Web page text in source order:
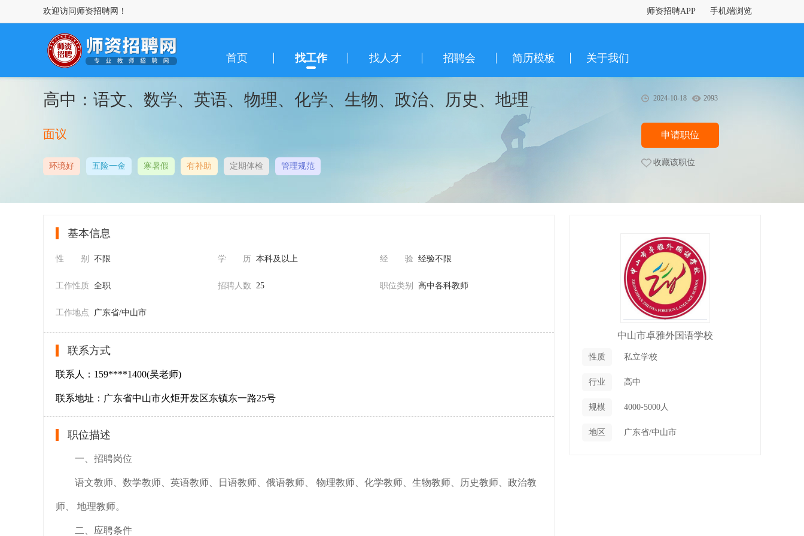
欢迎访问师资招聘网！ 师资招聘APP 手机端浏览
首页 找工作 找人才 招聘会 简历模板 关于我们
高中：语文、数学、英语、物理、化学、生物、政治、历史、地理
面议
环境好 五险一金 寒暑假 有补助 定期体检 管理规范
2024-10-18 2093
申请职位
收藏该职位
基本信息
性 别 不限 学 历 本科及以上 经 验 经验不限
工作性质 全职 招聘人数 25 职位类别 高中各科教师
工作地点 广东省/中山市
联系方式
联系人：159****1400(吴老师)
联系地址：广东省中山市火炬开发区东镇东一路25号
职位描述
一、招聘岗位
语文教师、数学教师、英语教师、日语教师、俄语教师、 物理教师、化学教师、生物教师、历史教师、政治教
师、 地理教师。
二、应聘条件
中山市卓雅外国语学校
性质 私立学校
行业 高中
规模 4000-5000人
地区 广东省/中山市